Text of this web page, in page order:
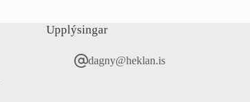
Upplýsingar
dagny@heklan.is